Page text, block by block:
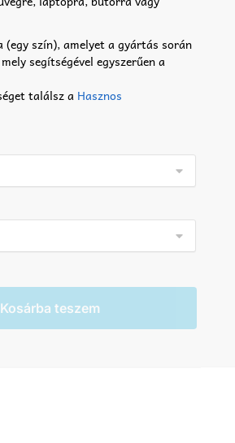
szín), amelyet a gyártás során
segítségével egyszerűen a
találsz a Hasznos
Kosárba teszem